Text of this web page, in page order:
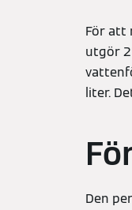
För att
utgör
liter.
Den